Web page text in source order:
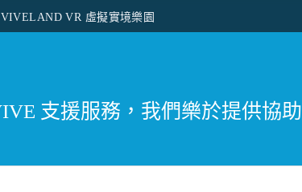
VIVELAND VR 虛擬實境樂園​
支援服務，我們樂於提供協助